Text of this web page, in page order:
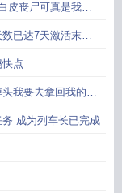
皮丧尸可真是我的
已达7天激活末世
点
我要去拿回我的一
成为列车长已完成